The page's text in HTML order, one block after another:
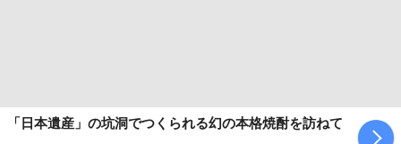
「日本遺産」の坑洞でつくられる幻の本格焼酎を訪ねて